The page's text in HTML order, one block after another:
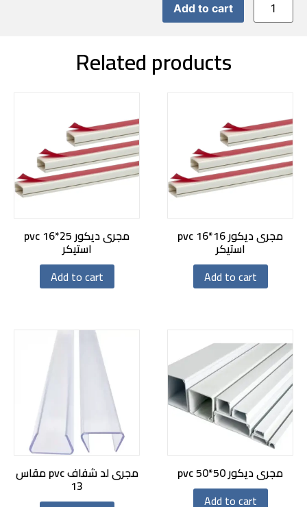
Add to cart
Related products
مجرى ديكور pvc 16*16
استيكر
Add to cart
مجرى ديكور pvc 16*25
استيكر
Add to cart
مجرى ديكور pvc 50*50
Add to cart
مجرى لد شفاف pvc مقاس
13